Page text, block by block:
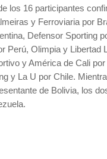
los 16 participantes
y Ferroviaria por
Defensor Sporting
Perú, Olimpia y Libertad
y América de Cali
y La U por Chile.
de Bolivia, los